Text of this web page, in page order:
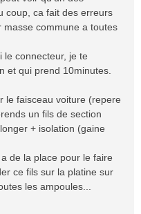
coup, ca fait des erreurs
commune a toutes
le connecteur, je te
et qui prend 10minutes.
le faisceau voiture (repere
un fils de section
+ isolation (gaine
de la place pour le faire
ce fils sur la platine sur
les ampoules...